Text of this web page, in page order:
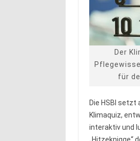
Der
für
Die HSBI
Klimaquiz,
interaktiv und